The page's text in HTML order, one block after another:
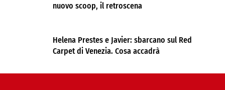
nuovo scoop, il retroscena
Helena Prestes e Javier: sbarcano sul Red
Carpet di Venezia. Cosa accadrà